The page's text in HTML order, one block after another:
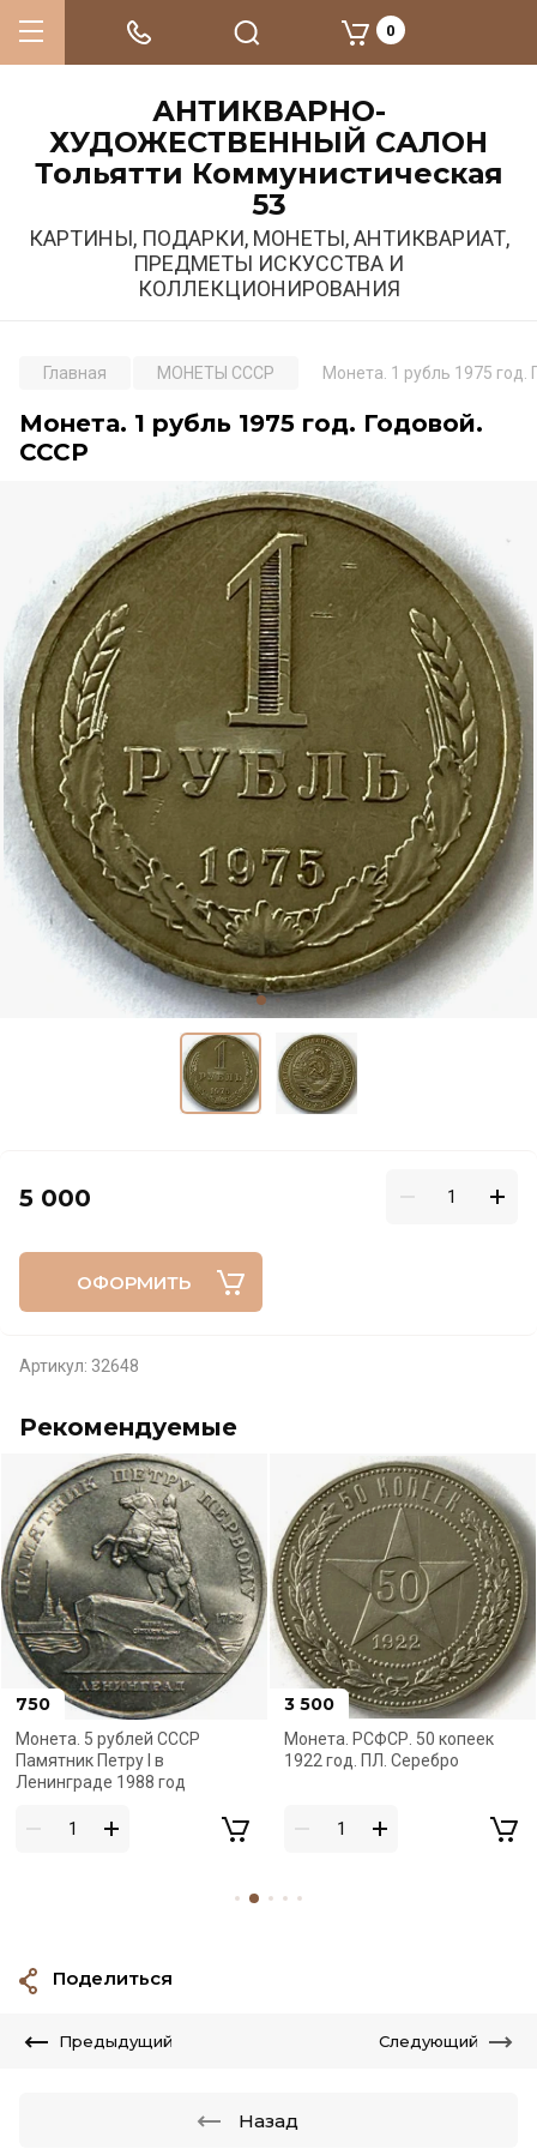
АНТИКВАРНО-
ХУДОЖЕСТВЕННЫЙ САЛОН
Тольятти Коммунистическая
53
КАРТИНЫ, ПОДАРКИ, МОНЕТЫ, АНТИКВАРИАТ,
ПРЕДМЕТЫ ИСКУССТВА И
КОЛЛЕКЦИОНИРОВАНИЯ
0
Главная МОНЕТЫ СССР Монета. 1 рубль 1975 год.
Монета. 1 рубль 1975 год. Годовой.
СССР
5 000
ОФОРМИТЬ
Артикул: 32648
Рекомендуемые
3 500
Монета. РСФСР. 50 копеек
1922 год. ПЛ. Серебро
500
Монета. СССР. 5 копеек 1943
год. Медь
Поделиться
Предыдущий Следующий
Назад